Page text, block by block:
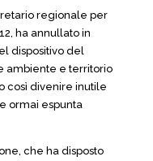
regionale per
ha annullato in
dispositivo del
ambiente e territorio
così divenire inutile
ormai espunta
che ha disposto